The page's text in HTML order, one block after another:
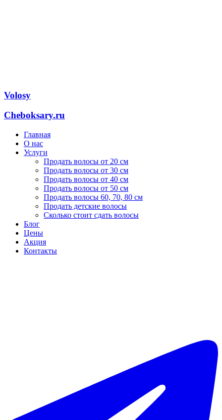
Volosy
Cheboksary.ru
Главная
О нас
Услуги
Продать волосы от 20 см
Продать волосы от 30 см
Продать волосы от 40 см
Продать волосы от 50 см
Продать волосы 60, 70, 80 см
Продать детские волосы
Сколько стоит сдать волосы
Блог
Цены
Акция
Контакты